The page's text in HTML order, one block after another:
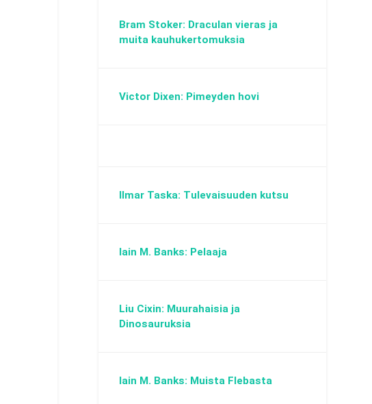
Bram Stoker: Draculan vieras ja
muita kauhukertomuksia
Victor Dixen: Pimeyden hovi
Ilmar Taska: Tulevaisuuden kutsu
Iain M. Banks: Pelaaja
Liu Cixin: Muurahaisia ja
Dinosauruksia
Iain M. Banks: Muista Flebasta